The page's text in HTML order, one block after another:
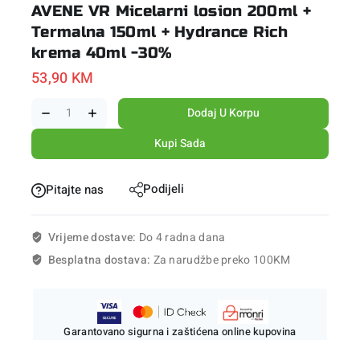
AVENE VR Micelarni losion 200ml +
Termalna 150ml + Hydrance Rich
krema 40ml -30%
53,90 KM
Dodaj U Korpu
Kupi Sada
Pitajte nas Podijeli
Vrijeme dostave: Do 4 radna dana
Besplatna dostava: Za narudžbe preko 100KM
Garantovano sigurna i zaštićena online kupovina